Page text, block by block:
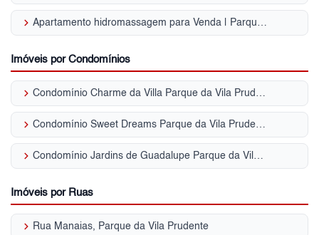
keyboard_arrow_right Apartamento hidromassagem para Venda | Parque da Vila Prudente
Imóveis por Condomínios
keyboard_arrow_right Condomínio Charme da Villa Parque da Vila Prudente
keyboard_arrow_right Condomínio Sweet Dreams Parque da Vila Prudente
keyboard_arrow_right Condomínio Jardins de Guadalupe Parque da Vila Prudente
Imóveis por Ruas
keyboard_arrow_right Rua Manaias, Parque da Vila Prudente